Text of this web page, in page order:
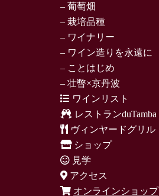
– 葡萄畑
– 栽培品種
– ワイナリー
– ワイン造りを永遠に
– ことはじめ
– 壮瞥×京丹波
ワインリスト
レストランduTamba
ヴィンヤードグリル
ショップ
見学
アクセス
オンラインショップ